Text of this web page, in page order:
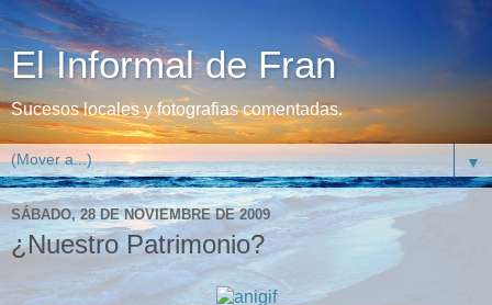
El Informal de Fran
Sucesos locales y fotografias comentadas.
▼
SÁBADO, 28 DE NOVIEMBRE DE 2009
¿Nuestro Patrimonio?